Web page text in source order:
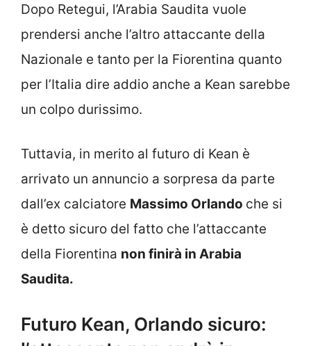
Dopo Retegui, l’Arabia Saudita vuole
prendersi anche l’altro attaccante della
Nazionale e tanto per la Fiorentina quanto
per l’Italia dire addio anche a Kean sarebbe
un colpo durissimo.
Tuttavia, in merito al futuro di Kean è
arrivato un annuncio a sorpresa da parte
dall’ex calciatore Massimo Orlando che si
è detto sicuro del fatto che l’attaccante
della Fiorentina non finirà in Arabia
Saudita.
Futuro Kean, Orlando sicuro: